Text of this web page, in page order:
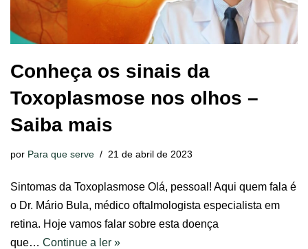
Conheça os sinais da
Toxoplasmose nos olhos –
Saiba mais
por Para que serve 21 de abril de 2023
Sintomas da Toxoplasmose Olá, pessoal! Aqui quem fala é
o Dr. Mário Bula, médico oftalmologista especialista em
retina. Hoje vamos falar sobre esta doença
que… Continue a ler »